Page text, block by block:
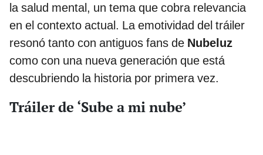
la salud mental, un tema que cobra relevancia
en el contexto actual. La emotividad del tráiler
resonó tanto con antiguos fans de Nubeluz
como con una nueva generación que está
descubriendo la historia por primera vez.
Tráiler de ‘Sube a mi nube’